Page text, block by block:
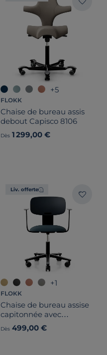
+5
FLOKK
Chaise de bureau assis
debout Capisco 8106
Dès 1 299,00 €
Liv. offerte
+1
FLOKK
Chaise de bureau assise
capitonnée avec
accoudoirs Tion 2140
Dès 499,00 €